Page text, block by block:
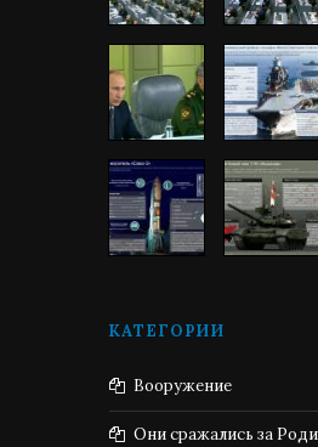
КАТЕГОРИИ
Вооружение
Они сражались за